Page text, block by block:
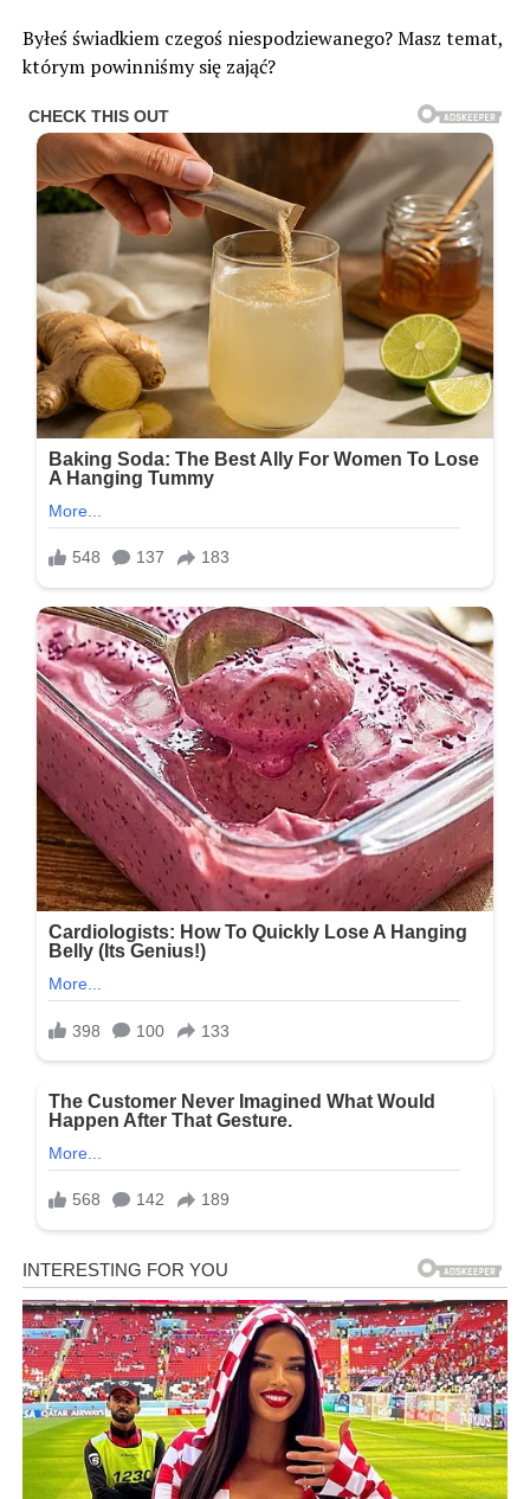
Byłeś świadkiem czegoś niespodziewanego? Masz temat,
którym powinniśmy się zająć?